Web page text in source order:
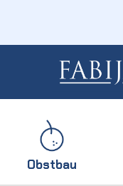
Obstbau